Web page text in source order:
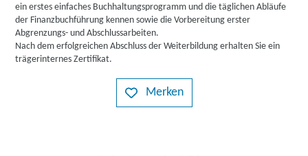
ein erstes einfaches Buchhaltungsprogramm und die täglichen Abläufe
der Finanzbuchführung kennen sowie die Vorbereitung erster
Abgrenzungs- und Abschlussarbeiten.
Nach dem erfolgreichen Abschluss der Weiterbildung erhalten Sie ein
trägerinternes Zertifikat.
Merken